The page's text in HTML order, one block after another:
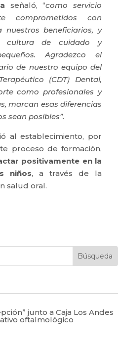
señaló, “como servicio
comprometidos con
beneficiarios, y
cultura de cuidado y
Agradezco el
de nuestro equipo del
(CDT) Dental,
como profesionales y
marcan esas diferencias
sean posibles”.
al establecimiento, por
proceso de formación,
positivamente en la
niños, a través de la
salud oral.
junto a Caja Los Andes
oftalmológico